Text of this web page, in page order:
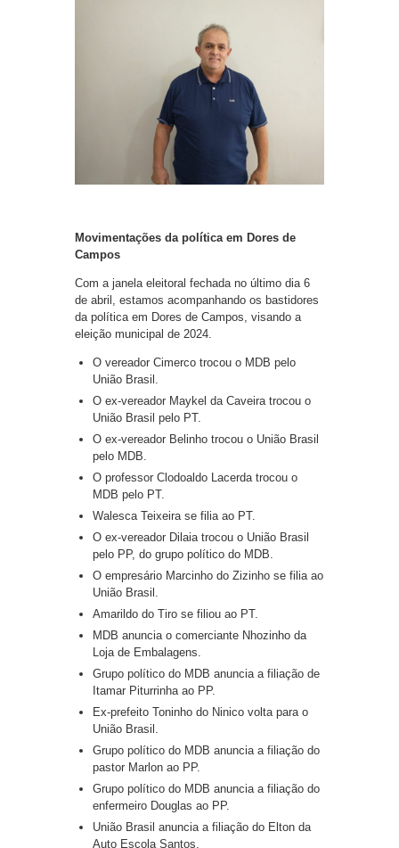
Movimentações da política em Dores de
Campos
Com a janela eleitoral fechada no último dia 6
de abril, estamos acompanhando os bastidores
da política em Dores de Campos, visando a
eleição municipal de 2024.
O vereador Cimerco trocou o MDB pelo
União Brasil.
O ex-vereador Maykel da Caveira trocou o
União Brasil pelo PT.
O ex-vereador Belinho trocou o União Brasil
pelo MDB.
O professor Clodoaldo Lacerda trocou o
MDB pelo PT.
Walesca Teixeira se filia ao PT.
O ex-vereador Dilaia trocou o União Brasil
pelo PP, do grupo político do MDB.
O empresário Marcinho do Zizinho se filia ao
União Brasil.
Amarildo do Tiro se filiou ao PT.
MDB anuncia o comerciante Nhozinho da
Loja de Embalagens.
Grupo político do MDB anuncia a filiação de
Itamar Piturrinha ao PP.
Ex-prefeito Toninho do Ninico volta para o
União Brasil.
Grupo político do MDB anuncia a filiação do
pastor Marlon ao PP.
Grupo político do MDB anuncia a filiação do
enfermeiro Douglas ao PP.
União Brasil anuncia a filiação do Elton da
Auto Escola Santos.